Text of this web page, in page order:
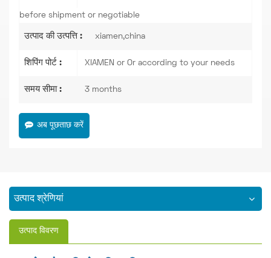
before shipment or negotiable
उत्पाद की उत्पत्ति : xiamen,china
शिपिंग पोर्ट : XIAMEN or Or according to your needs
समय सीमा : 3 months
अब पूछताछ करें
उत्पाद श्रेणियां
उत्पाद विवरण